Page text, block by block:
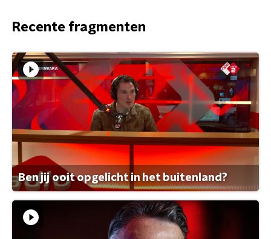
Recente fragmenten
Ben jij ooit opgelicht in het buitenland?